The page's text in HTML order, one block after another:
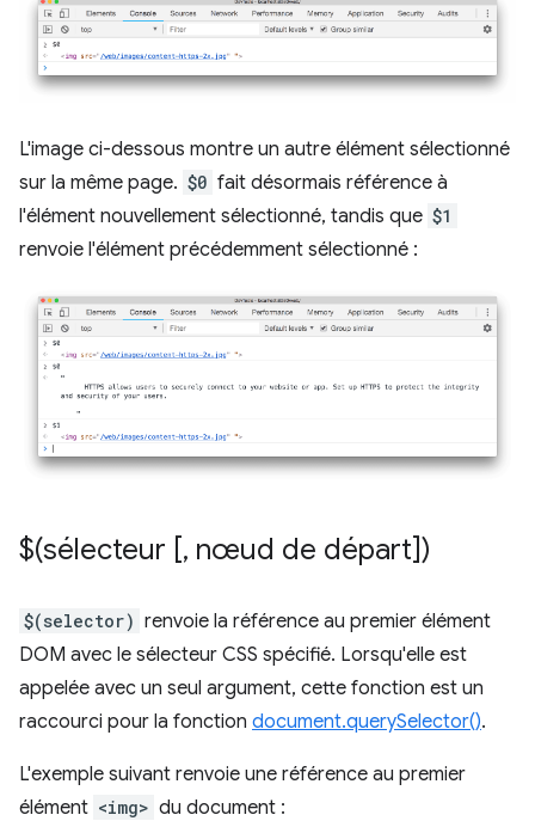
L'image ci-dessous montre un autre élément sélectionné
sur la même page. $0 fait désormais référence à
l'élément nouvellement sélectionné, tandis que $1
renvoie l'élément précédemment sélectionné :
$(sélecteur [, nœud de départ])
$(selector) renvoie la référence au premier élément
DOM avec le sélecteur CSS spécifié. Lorsqu'elle est
appelée avec un seul argument, cette fonction est un
raccourci pour la fonction document.querySelector().
L'exemple suivant renvoie une référence au premier
élément <img> du document :